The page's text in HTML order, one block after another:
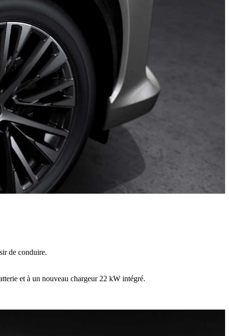
de conduire.
et à un nouveau chargeur 22 kW intégré.